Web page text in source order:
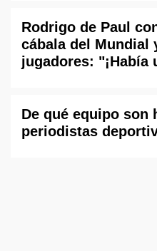
Rodrigo de Paul
cábala del Mundial
jugadores: "¡Había
De qué equipo son
periodistas